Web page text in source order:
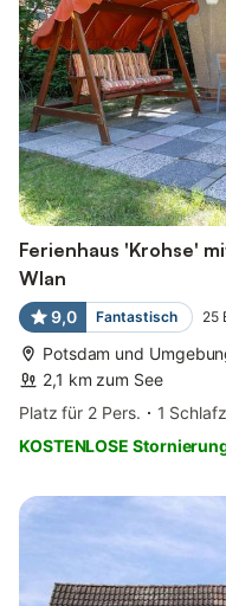
Ferienhaus 'Krohse'
Wlan
9,0 Fantastisch 25
Potsdam und
2,1 km zum See
Platz für 2 Pers.
1
KOSTENLOSE